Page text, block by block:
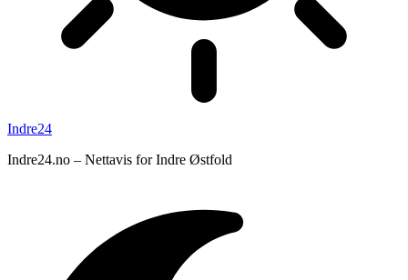
Indre24
Indre24.no – Nettavis for Indre Østfold